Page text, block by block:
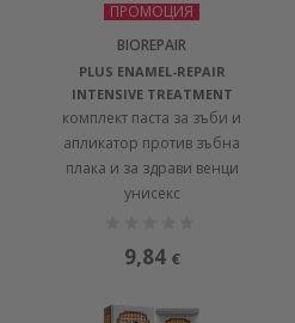
ПРОМОЦИЯ
BIOREPAIR
PLUS ENAMEL-REPAIR
INTENSIVE TREATMENT
комплект паста за зъби и
апликатор против зъбна
плака и за здрави венци
унисекс
9,84 €